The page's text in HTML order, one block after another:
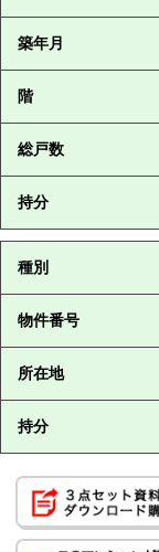
築年月
階
総戸数
持分
種別
物件番号
所在地
持分